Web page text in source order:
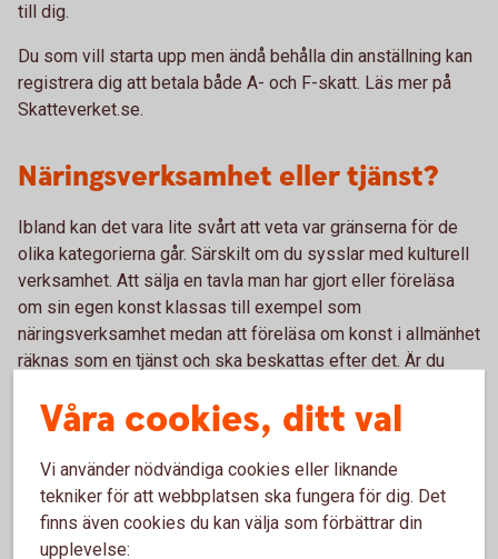
till dig.
Du som vill starta upp men ändå behålla din anställning kan
registrera dig att betala både A- och F-skatt. Läs mer på
Skatteverket.se.
Näringsverksamhet eller tjänst?
Ibland kan det vara lite svårt att veta var gränserna för de
olika kategorierna går. Särskilt om du sysslar med kulturell
verksamhet. Att sälja en tavla man har gjort eller föreläsa
om sin egen konst klassas till exempel som
näringsverksamhet medan att föreläsa om konst i allmänhet
räknas som en tjänst och ska beskattas efter det. Är du
Du som har en försäljning där
beskattningsunderlaget inte överstiger 80 000
kronor under ett beskattningsår omfattas av
befrielsen för moms. För att du ska kunna bli befriad
Våra cookies, ditt val
Vi använder nödvändiga cookies eller liknande
tekniker för att webbplatsen ska fungera för dig. Det
finns även cookies du kan välja som förbättrar din
upplevelse: